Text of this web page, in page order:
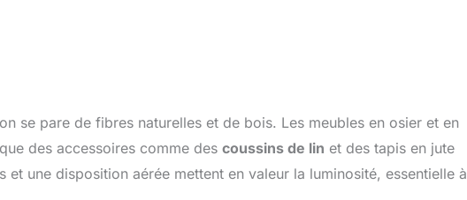
se pare de fibres naturelles et de bois. Les meubles en osier et en
des accessoires comme des coussins de lin et des tapis en jute
et une disposition aérée mettent en valeur la luminosité, essentielle à